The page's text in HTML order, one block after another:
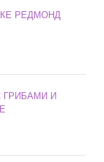
РЕДМОНД
ГРИБАМИ И